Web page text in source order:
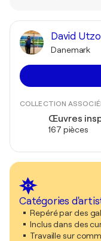
David
Danemark
COLLECTION
Œuvres
167 pièces
Catégories
Repéré par des
Inclus dans des
Travaille sur